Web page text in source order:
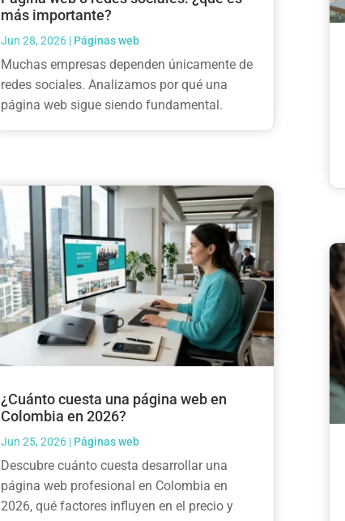
más importante?
Jun 28, 2026| Páginas web
Muchas empresas dependen únicamente de
redes sociales. Analizamos por qué una
página web sigue siendo fundamental.
¿Cuánto cuesta una página web en
Colombia en 2026?
Jun 25, 2026| Páginas web
Descubre cuánto cuesta desarrollar una
página web profesional en Colombia en
2026, qué factores influyen en el precio y